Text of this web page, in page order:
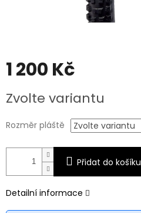
1 200 Kč
cena:
Zvolte variantu
Rozměr pláště
Přidat do košíku
Detailní informace